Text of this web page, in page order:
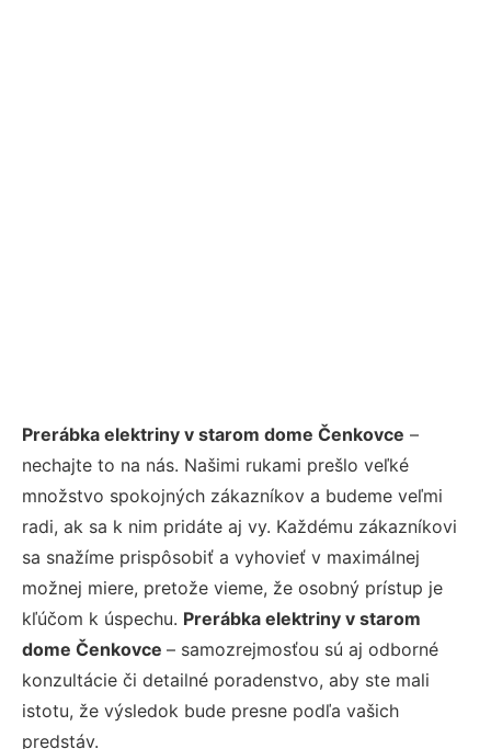
Prerábka elektriny v starom dome Čenkovce –
nechajte to na nás. Našimi rukami prešlo veľké
množstvo spokojných zákazníkov a budeme veľmi
radi, ak sa k nim pridáte aj vy. Každému zákazníkovi
sa snažíme prispôsobiť a vyhovieť v maximálnej
možnej miere, pretože vieme, že osobný prístup je
kľúčom k úspechu. Prerábka elektriny v starom
dome Čenkovce – samozrejmosťou sú aj odborné
konzultácie či detailné poradenstvo, aby ste mali
istotu, že výsledok bude presne podľa vašich
predstáv.